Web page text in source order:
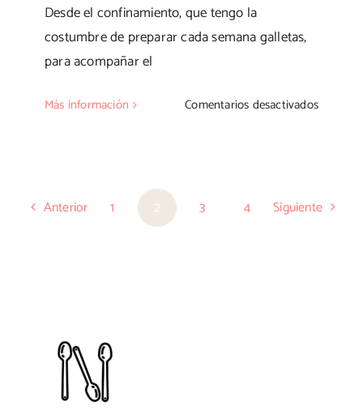
Desde el confinamiento, que tengo la
costumbre de preparar cada semana galletas,
para acompañar el
Más información Comentarios desactivadosen
canela
Anterior 1 2 3 4 Siguiente